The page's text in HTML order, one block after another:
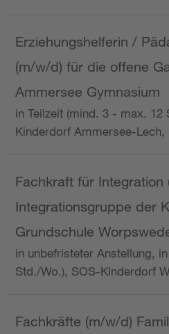
Erziehungshelferin /
(m/w/d) für die offene
Ammersee Gymnasium
in Teilzeit (mind. 3 - max. 12
Kinderdorf Ammersee-
Fachkraft für
Integrationsgruppe der
Grundschule
in unbefristeter Anstellung,
Std./Wo.), SOS-Kinderdorf
Fachkräfte (m/w/d)